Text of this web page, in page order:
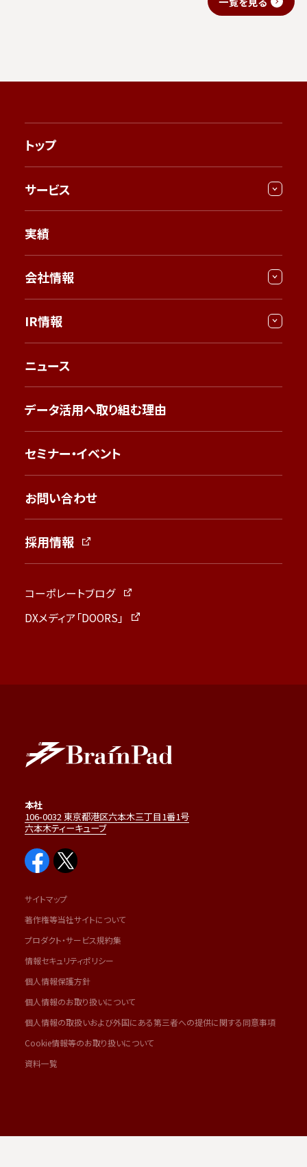
トップ
サービス
実績
会社情報
IR情報
ニュース
データ活用へ取り組む理由
セミナー・イベント
お問い合わせ
採用情報
コーポレートブログ
DXメディア「DOORS」
本社
106-0032 東京都港区六本木三丁目1番1号
六本木ティーキューブ
サイトマップ
著作権等当社サイトについて
プロダクト・サービス規約集
情報セキュリティポリシー
個人情報保護方針
個人情報のお取り扱いについて
個人情報の取扱いおよび外国にある第三者への提供に関する同意事項
Cookie情報等のお取り扱いについて
資料一覧